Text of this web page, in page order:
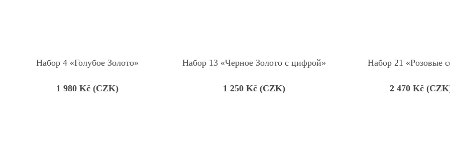
Набор 4 «Голубое Золото»
1 980 Kč (CZK)
Набор 13 «Черное Золото с цифрой»
1 250 Kč (CZK)
Набор 21 «Розовые
2 470 Kč